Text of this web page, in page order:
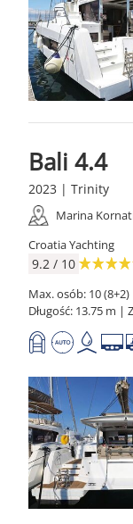
Bali 4.4
2023 | Trinity
Marina
Croatia Yachting
9.2 / 10
Max. osób: 10
Długość: 13.75 m |